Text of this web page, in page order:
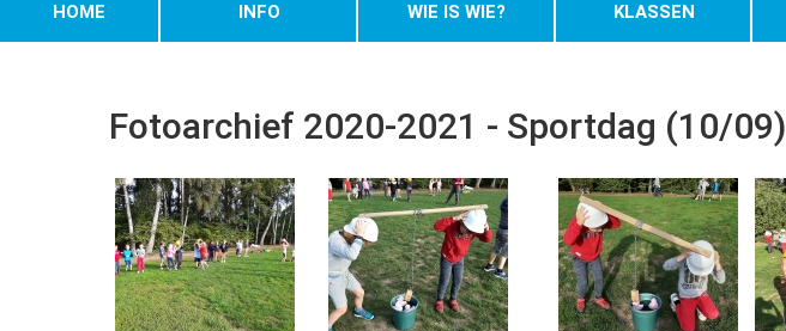
HOME INFO WIE IS WIE? KLASSEN
Fotoarchief 2020-2021 - Sportdag (10/09)